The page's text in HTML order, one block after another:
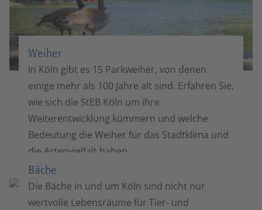
Weiher
In Köln gibt es 15 Parkweiher, von denen
einige mehr als 100 Jahre alt sind. Erfahren Sie,
wie sich die StEB Köln um ihre
Weiterentwicklung kümmern und welche
Bedeutung die Weiher für das Stadtklima und
die Artenvielfalt haben.
Bäche
Die Bäche in und um Köln sind nicht nur
wertvolle Lebensräume für Tier- und